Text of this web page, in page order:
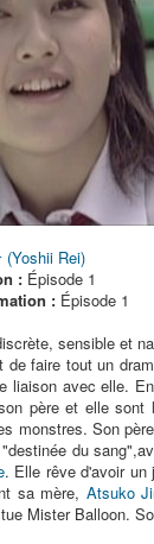
(Yoshii Rei)
: Épisode 1
: Épisode 1
sensible et
de faire tout un
liaison avec elle.
père et elle sont
monstres. Son
du
. Elle rêve d'avoir
sa mère, Atsuko
Mister Balloon.